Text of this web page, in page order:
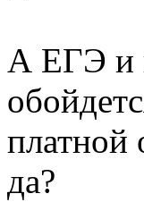
А ЕГЭ и
платной
да?